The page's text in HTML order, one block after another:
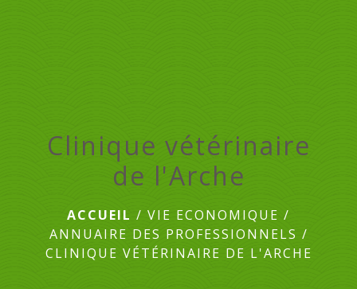
Clinique vétérinaire
de l'Arche
ACCUEIL / VIE ECONOMIQUE /
ANNUAIRE DES PROFESSIONNELS /
CLINIQUE VÉTÉRINAIRE DE L'ARCHE